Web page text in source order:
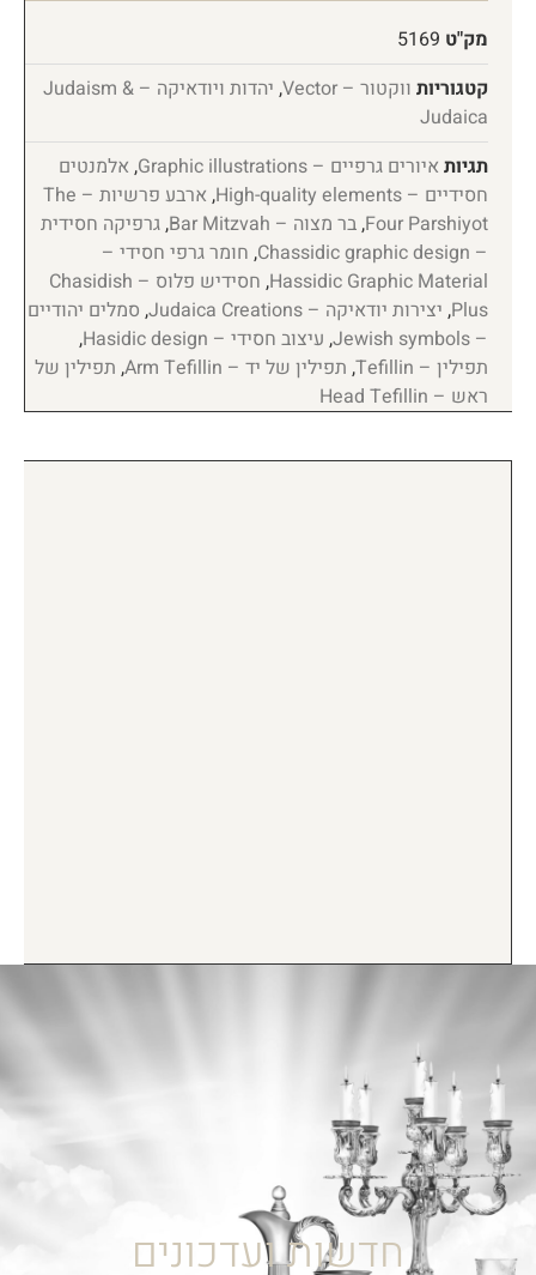
מק"ט 5169
קטגוריות ווקטור – Vector ,
יהדות ויודאיקה – Judaism &
Judaica
תגיות איורים גרפיים – Graphic illustrations , אלמנטים
חסידיים – High-quality elements
,
ארבע פרשיות – The
Four Parshiyot
,בר מצוה – Bar Mitzvah ,גרפיקה חסידית
– Chassidic graphic design
, חומר גרפי חסידי –
Hassidic Graphic Material
,
חסידיש פלוס – Chasidish
Plus
, יצירות יודאיקה – Judaica Creations , סמלים יהודיים
– Jewish symbols
, עיצוב חסידי – Hasidic design
,
תפילין – Tefillin
, תפילין של יד – Arm Tefillin , תפילין של
ראש – Head Tefillin
חדשות ועדכונים